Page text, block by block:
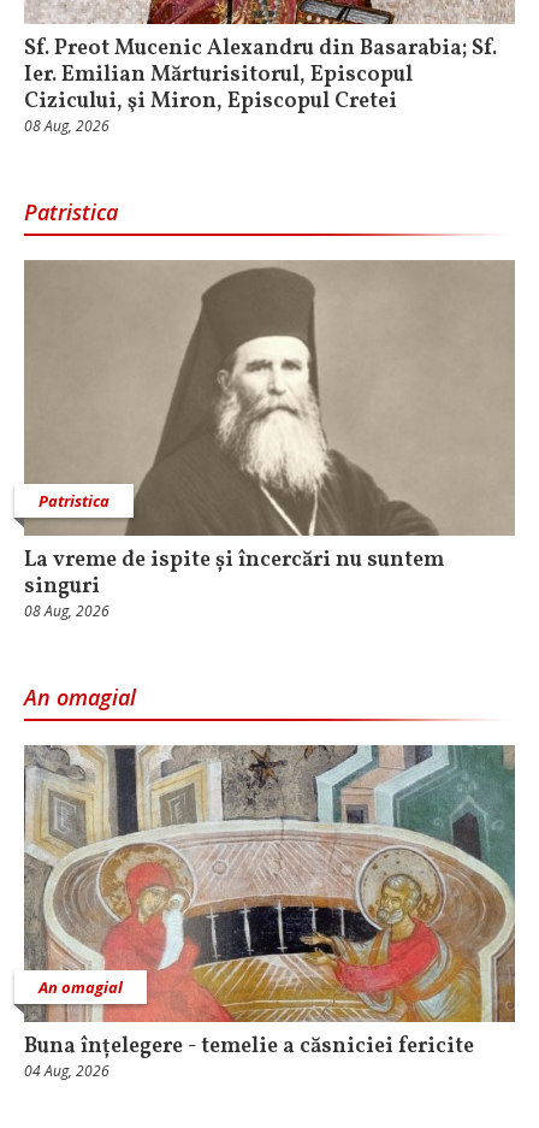
Sf. Preot Mucenic Alexandru din Basarabia; Sf.
Ier. Emilian Mărturisitorul, Episcopul
Cizicului, şi Miron, Episcopul Cretei
08 Aug, 2026
Patristica
Patristica
La vreme de ispite și încercări nu suntem
singuri
08 Aug, 2026
An omagial
An omagial
Buna înțelegere - temelie a căsniciei fericite
04 Aug, 2026